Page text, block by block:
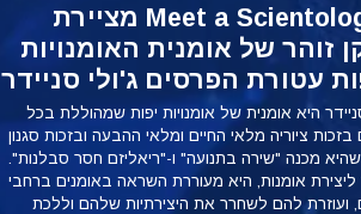
Meet a Scientologist מציירת
זוהר של אומנית האומנויות
עטורת הפרסים ג'ולי סניידר
היא אומנית של אומנויות יפות שמהוללת בכל
בזכות ציוריה מלאי החיים ומלאי ההבעה ובזכות סגנון
שהיא מכנה "שירה בתנועה" ו-"ריאליזם חסר סבלנות".
אומנות, היא מעוררת השראה באומנים ברחבי
ועוזרת להם לשחרר את היצירתיות שלהם וללכת